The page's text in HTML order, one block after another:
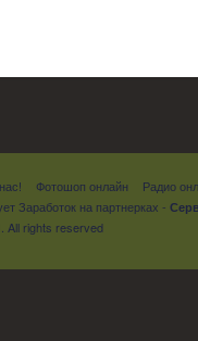
Фотошоп онлайн
Радио
Заработок на партнерках -
All rights reserved